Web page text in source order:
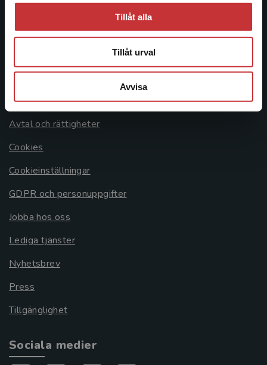
Tillåt alla
Tillåt urval
Avvisa
Systemkrav
Allmänna länkar
Om oss
Avtal och rättigheter
Cookies
Cookieinställningar
GDPR och personuppgifter
Jobba hos oss
Lediga tjänster
Nyhetsbrev
Press
Tillgänglighet
Sociala medier